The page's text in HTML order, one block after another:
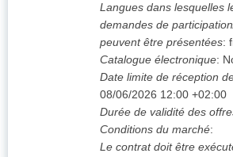
Langues dans lesquelles
demandes de
peuvent être présentées:
Catalogue électronique:
Date limite de réception
08/06/2026 12:00 +02:00
Durée de validité des
Conditions du marché:
Le contrat doit être